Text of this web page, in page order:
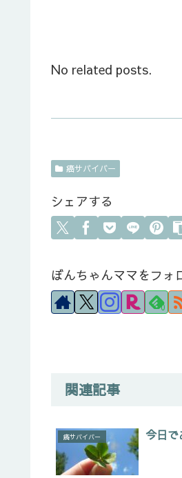
No related posts.
癌サバイバー
シェアする
ぼんちゃんママをフォ
0
関連記事
癌サバイバー 今日で